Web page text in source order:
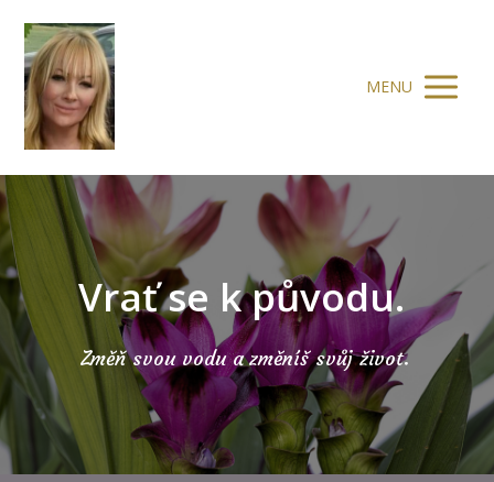
MENU
Vrať se k původu.
Změň svou vodu a změníš svůj život.